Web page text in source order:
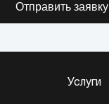
Отправить заявку
Услуги